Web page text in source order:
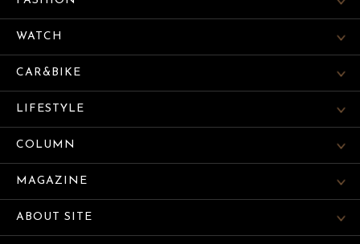
WATCH
CAR&BIKE
LIFESTYLE
COLUMN
MAGAZINE
ABOUT SITE